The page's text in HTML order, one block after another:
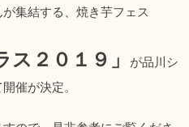
集結する、焼き芋フェス
ス２０１９」
が品川シ
催が決定。